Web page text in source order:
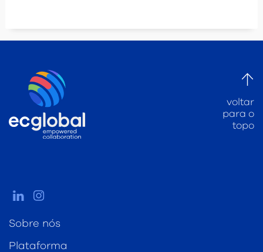
voltar
para o
topo
Sobre nós
Plataforma